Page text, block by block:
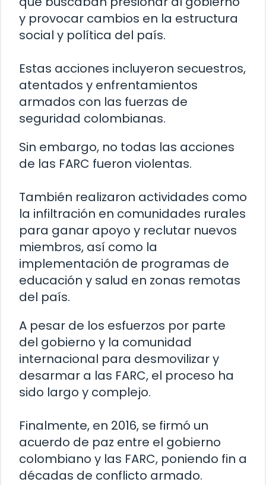
y provocar cambios en la estructura
social y política del país.
Estas acciones incluyeron secuestros,
atentados y enfrentamientos
armados con las fuerzas de
seguridad colombianas.
Sin embargo, no todas las acciones
de las FARC fueron violentas.
También realizaron actividades como
la infiltración en comunidades rurales
para ganar apoyo y reclutar nuevos
miembros, así como la
implementación de programas de
educación y salud en zonas remotas
del país.
A pesar de los esfuerzos por parte
del gobierno y la comunidad
internacional para desmovilizar y
desarmar a las FARC, el proceso ha
sido largo y complejo.
Finalmente, en 2016, se firmó un
acuerdo de paz entre el gobierno
colombiano y las FARC, poniendo fin a
décadas de conflicto armado.